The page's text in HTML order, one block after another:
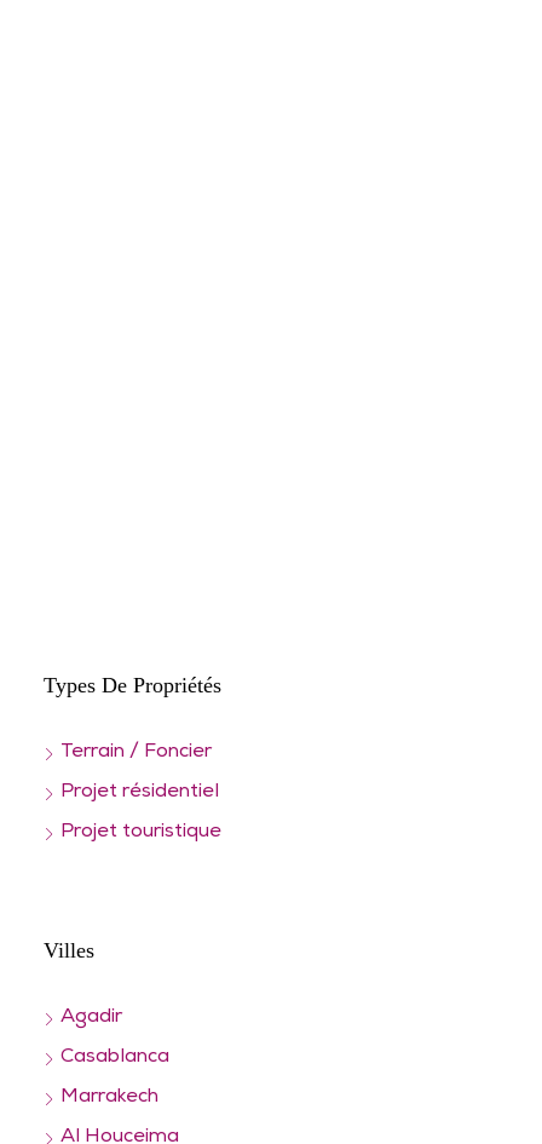
Types De Propriétés
Terrain / Foncier
Projet résidentiel
Projet touristique
Villes
Agadir
Casablanca
Marrakech
Al Houceima